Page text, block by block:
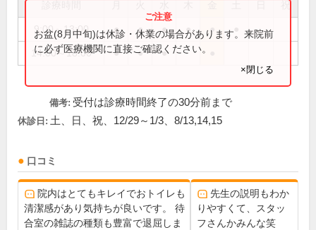
祝
9:00～13:00 ● ● ● ● ●
14:00～18:00 ● ● ●
お盆(8月中旬)は休診・休業の場合があります。来院前
に必ず医療機関に直接ご確認ください。
×閉じる
備考: 受付は診療時間終了の30分前まで
休診日: 土、日、祝、12/29～1/3、8/13,14,15
口コミ
院内はとてもキレイでおトイレも
清潔感があり気持ちが良いです。 待
合室の雑誌の種類も豊富で退屈しま
先生の説明もわか
りやすくて、スタッ
フさんかみんな笑